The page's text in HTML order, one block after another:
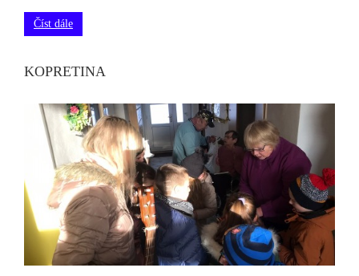
Číst dále
KOPRETINA